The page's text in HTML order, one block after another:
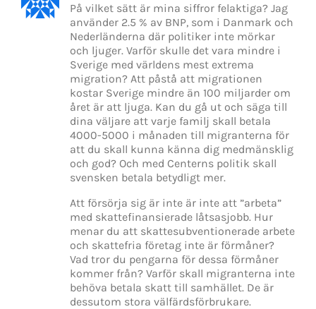
På vilket sätt är mina siffror felaktiga? Jag
använder 2.5 % av BNP, som i Danmark och
Nederländerna där politiker inte mörkar
och ljuger. Varför skulle det vara mindre i
Sverige med världens mest extrema
migration? Att påstå att migrationen
kostar Sverige mindre än 100 miljarder om
året är att ljuga. Kan du gå ut och säga till
dina väljare att varje familj skall betala
4000-5000 i månaden till migranterna för
att du skall kunna känna dig medmänsklig
och god? Och med Centerns politik skall
svensken betala betydligt mer.
Att försörja sig är inte är inte att ”arbeta”
med skattefinansierade låtsasjobb. Hur
menar du att skattesubventionerade arbete
och skattefria företag inte är förmåner?
Vad tror du pengarna för dessa förmåner
kommer från? Varför skall migranterna inte
behöva betala skatt till samhället. De är
dessutom stora välfärdsförbrukare.